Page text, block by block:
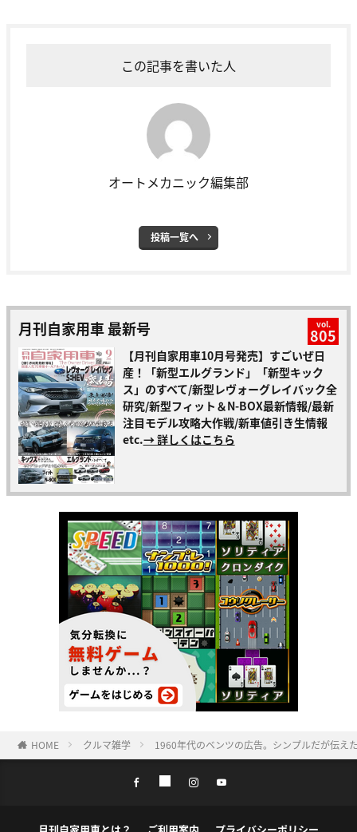
この記事を書いた人
オートメカニック編集部
投稿一覧へ
月刊自家用車 最新号 vol.
805
【月刊自家用車10月号発売】すごいぜ日
産！「新型エルグランド」「新型キック
ス」のすべて/新型レヴォーグレイバック全
研究/新型フィット＆N-BOX最新情報/最新
注目モデル攻略大作戦/新車値引き生情報
etc.→ 詳しくはこちら
HOME クルマ雑学 1960年代のベンツの広告。シンプルだが伝え